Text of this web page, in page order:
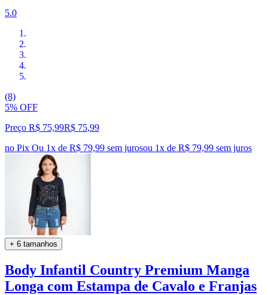
5.0
(8)
5% OFF
Preço R$ 75,99R$ 75,99
no Pix Ou 1x de R$ 79,99 sem jurosou 1x de R$ 79,99 sem juros
+ 6 tamanhos
Body Infantil Country Premium Manga
Longa com Estampa de Cavalo e Franjas